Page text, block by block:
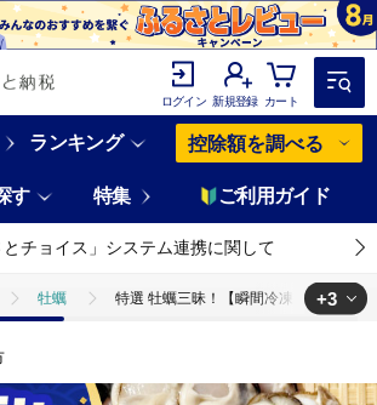
ログイン 新規登録 カート
ランキング 控除額を調べる
す 特集 ご利用ガイド
とチョイス」システム連携に関して
牡蠣 特選 牡蠣三昧！【瞬間冷凍】広島牡蠣
貝類 特選 牡蠣三昧！【瞬間冷凍】広島牡蠣
+3